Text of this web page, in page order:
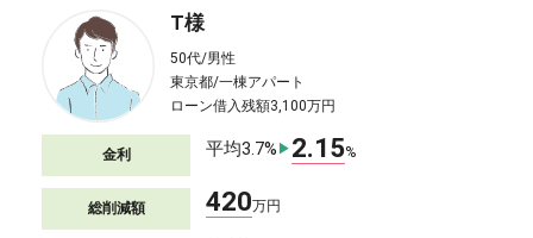
T様
50代/男性
東京都/一棟アパート
ローン借入残額3,100万円
金利 平均3.7% ▶ 2.15%
総削減額 420万円